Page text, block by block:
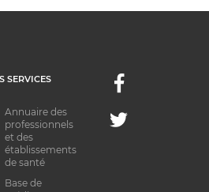
SERVICES
Annuaire des
professionnels
et des
établissements
de santé
Base de
Facebook
Twitter